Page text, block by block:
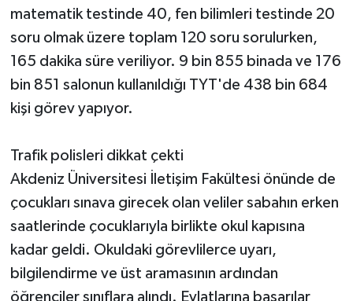
matematik testinde 40, fen bilimleri testinde 20
soru olmak üzere toplam 120 soru sorulurken,
165 dakika süre veriliyor. 9 bin 855 binada ve 176
bin 851 salonun kullanıldığı TYT'de 438 bin 684
kişi görev yapıyor.
Trafik polisleri dikkat çekti
Akdeniz Üniversitesi İletişim Fakültesi önünde de
çocukları sınava girecek olan veliler sabahın erken
saatlerinde çocuklarıyla birlikte okul kapısına
kadar geldi. Okuldaki görevlilerce uyarı,
bilgilendirme ve üst aramasının ardından
öğrenciler sınıflara alındı. Evlatlarına başarılar